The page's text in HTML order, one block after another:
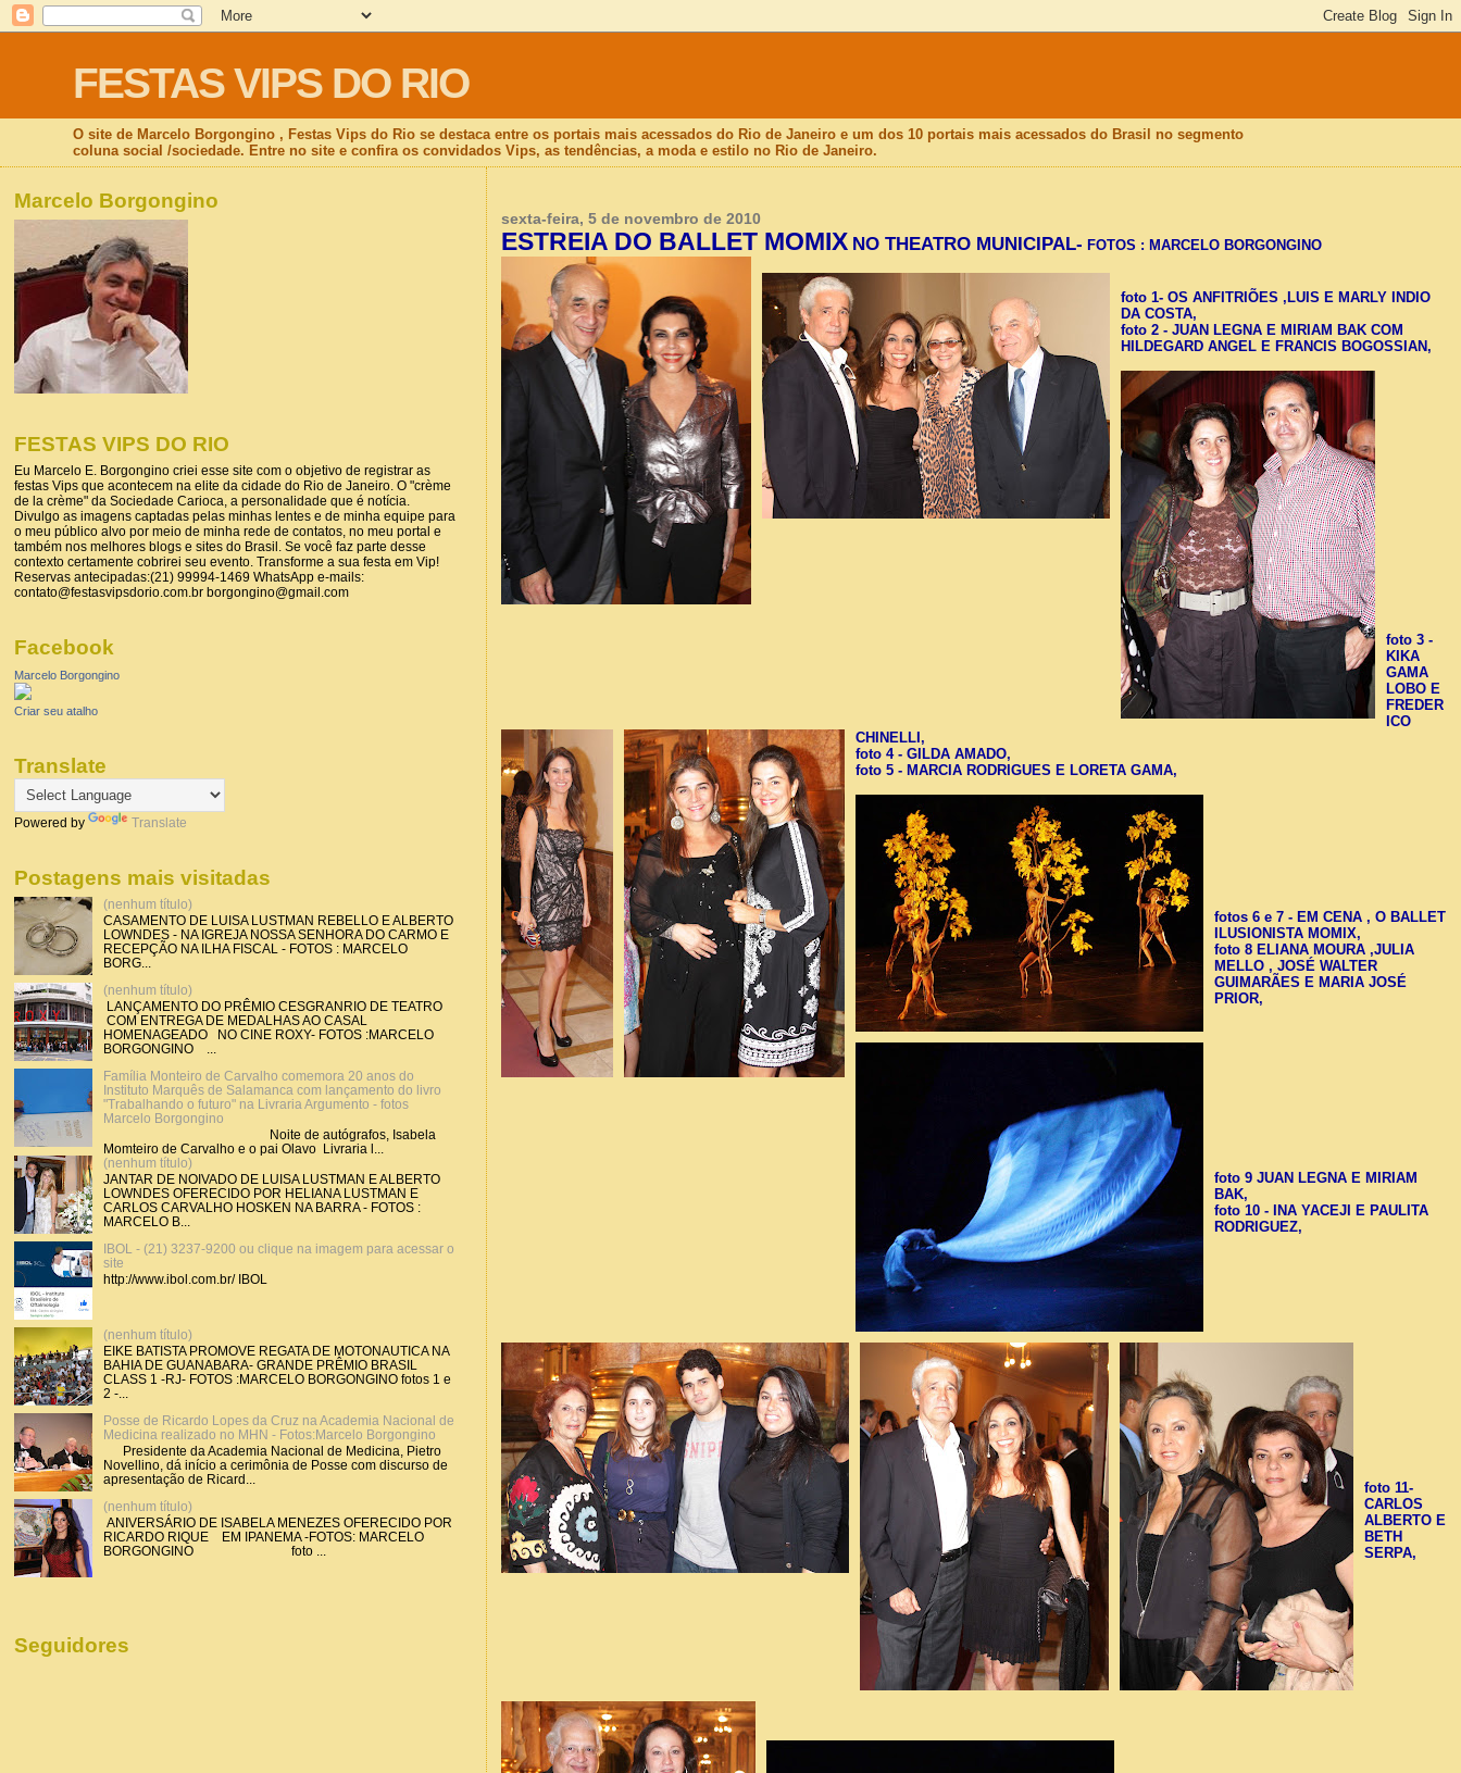
FESTAS VIPS DO RIO
O site de Marcelo Borgongino , Festas Vips do Rio se destaca entre os portais mais acessados do Rio de Janeiro e um dos 10 portais mais acessados do Brasil no segmento
coluna social /sociedade. Entre no site e confira os convidados Vips, as tendências, a moda e estilo no Rio de Janeiro.
sexta-feira, 5 de novembro de 2010
ESTREIA DO BALLET MOMIX NO THEATRO MUNICIPAL- FOTOS : MARCELO BORGONGINO
foto 1- OS ANFITRIÕES ,LUIS E MARLY INDIO
DA COSTA,
foto 2 - JUAN LEGNA E MIRIAM BAK COM
HILDEGARD ANGEL E FRANCIS BOGOSSIAN,
foto 3 -
KIKA
GAMA
LOBO E
FREDER
ICO
CHINELLI,
foto 4 - GILDA AMADO,
foto 5 - MARCIA RODRIGUES E LORETA GAMA,
fotos 6 e 7 - EM CENA , O BALLET
ILUSIONISTA MOMIX,
foto 8 ELIANA MOURA ,JULIA
MELLO , JOSÉ WALTER
GUIMARÃES E MARIA JOSÉ
PRIOR,
foto 9 JUAN LEGNA E MIRIAM
BAK,
foto 10 - INA YACEJI E PAULITA
RODRIGUEZ,
foto 11-
CARLOS
ALBERTO E
BETH
SERPA,
Marcelo Borgongino
FESTAS VIPS DO RIO
Eu Marcelo E. Borgongino criei esse site com o objetivo de registrar as
festas Vips que acontecem na elite da cidade do Rio de Janeiro. O "crème
de la crème" da Sociedade Carioca, a personalidade que é notícia.
Divulgo as imagens captadas pelas minhas lentes e de minha equipe para
o meu público alvo por meio de minha rede de contatos, no meu portal e
também nos melhores blogs e sites do Brasil. Se você faz parte desse
contexto certamente cobrirei seu evento. Transforme a sua festa em Vip!
Reservas antecipadas:(21) 99994-1469 WhatsApp e-mails:
contato@festasvipsdorio.com.br borgongino@gmail.com
Facebook
Marcelo Borgongino
Criar seu atalho
Translate
Powered by Translate
Postagens mais visitadas
(nenhum título)
CASAMENTO DE LUISA LUSTMAN REBELLO E ALBERTO
LOWNDES - NA IGREJA NOSSA SENHORA DO CARMO E
RECEPÇÃO NA ILHA FISCAL - FOTOS : MARCELO
BORG...
(nenhum título)
LANÇAMENTO DO PRÊMIO CESGRANRIO DE TEATRO
COM ENTREGA DE MEDALHAS AO CASAL
HOMENAGEADO NO CINE ROXY- FOTOS :MARCELO
BORGONGINO ...
Família Monteiro de Carvalho comemora 20 anos do
Instituto Marquês de Salamanca com lançamento do livro
"Trabalhando o futuro" na Livraria Argumento - fotos
Marcelo Borgongino
Noite de autógrafos, Isabela
Momteiro de Carvalho e o pai Olavo Livraria l...
(nenhum título)
JANTAR DE NOIVADO DE LUISA LUSTMAN E ALBERTO
LOWNDES OFERECIDO POR HELIANA LUSTMAN E
CARLOS CARVALHO HOSKEN NA BARRA - FOTOS :
MARCELO B...
IBOL - (21) 3237-9200 ou clique na imagem para acessar o
site
http://www.ibol.com.br/ IBOL
(nenhum título)
EIKE BATISTA PROMOVE REGATA DE MOTONAUTICA NA
BAHIA DE GUANABARA- GRANDE PRÊMIO BRASIL
CLASS 1 -RJ- FOTOS :MARCELO BORGONGINO fotos 1 e
2 -...
Posse de Ricardo Lopes da Cruz na Academia Nacional de
Medicina realizado no MHN - Fotos:Marcelo Borgongino
Presidente da Academia Nacional de Medicina, Pietro
Novellino, dá início a cerimônia de Posse com discurso de
apresentação de Ricard...
(nenhum título)
ANIVERSÁRIO DE ISABELA MENEZES OFERECIDO POR
RICARDO RIQUE EM IPANEMA -FOTOS: MARCELO
BORGONGINO foto ...
Seguidores